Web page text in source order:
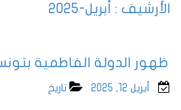
الأرشيف : أبريل-2025
ظهور الدولة الفاطمية
أبريل 12, 2025 تاريخ